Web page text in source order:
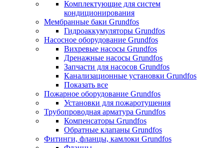
Комплектующие для систем
кондиционирования
Мембранные баки Grundfos
Гидроаккумуляторы Grundfos
Насосное оборудование Grundfos
Вихревые насосы Grundfos
Дренажные насосы Grundfos
Запчасти для насосов Grundfos
Канализационные установки Grundfos
Показать все
Пожарное оборудование Grundfos
Установки для пожаротушения
Трубопроводная арматура Grundfos
Компенсаторы Grundfos
Обратные клапаны Grundfos
Фитинги, фланцы, камлоки Grundfos